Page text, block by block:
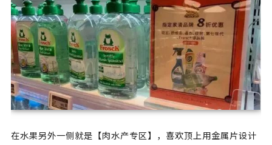
在水果另外一侧就是【肉水产专区】，喜欢顶上用金属片设计